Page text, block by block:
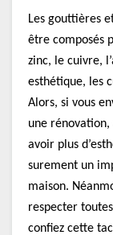
Les gouttières
être composés
zinc, le cuivre,
esthétique, les
Alors, si vous
une
avoir plus
surement un
maison.
respecter
confiez cette